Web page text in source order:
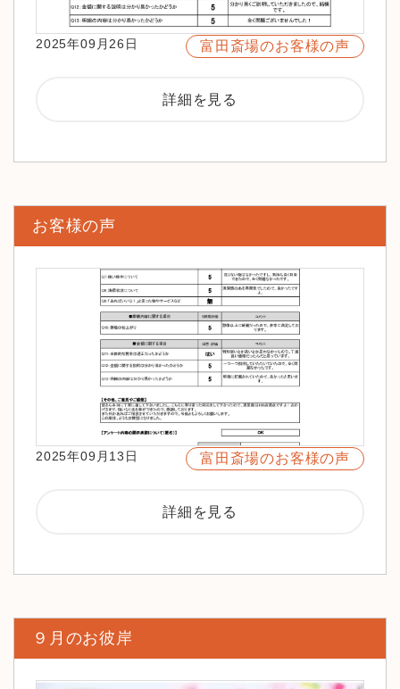
2025年09月26日 富田斎場のお客様の声
詳細を見る
お客様の声
2025年09月13日 富田斎場のお客様の声
詳細を見る
９月のお彼岸